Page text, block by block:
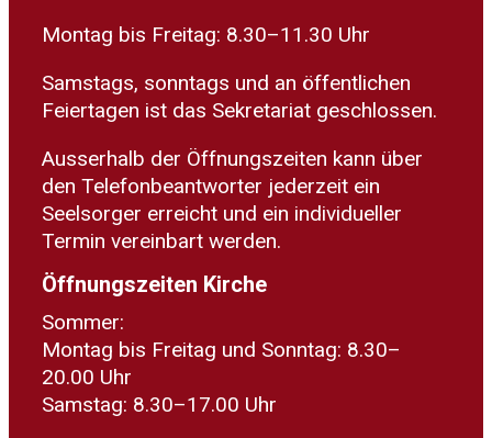
Montag bis Freitag: 8.30–11.30 Uhr
Samstags, sonntags und an öffentlichen
Feiertagen ist das Sekretariat geschlossen.
Ausserhalb der Öffnungszeiten kann über
den Telefonbeantworter jederzeit ein
Seelsorger erreicht und ein individueller
Termin vereinbart werden.
Öffnungszeiten Kirche
Sommer:
Montag bis Freitag und Sonntag: 8.30–
20.00 Uhr
Samstag: 8.30–17.00 Uhr